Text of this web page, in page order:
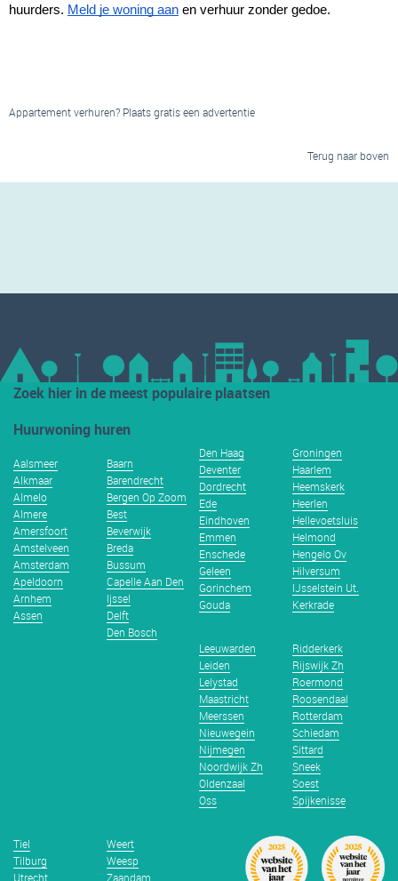
huurders. Meld je woning aan en verhuur zonder gedoe.
Appartement verhuren? Plaats gratis een advertentie
Terug naar boven
Zoek hier in de meest populaire plaatsen
Huurwoning huren
Aalsmeer
Alkmaar
Almelo
Almere
Amersfoort
Amstelveen
Amsterdam
Apeldoorn
Arnhem
Assen
Baarn
Barendrecht
Bergen Op Zoom
Best
Beverwijk
Breda
Bussum
Capelle Aan Den
Ijssel
Delft
Den Bosch
Den Haag
Deventer
Dordrecht
Ede
Eindhoven
Emmen
Enschede
Geleen
Gorinchem
Gouda
Groningen
Haarlem
Heemskerk
Heerlen
Hellevoetsluis
Helmond
Hengelo Ov
Hilversum
IJsselstein Ut.
Kerkrade
Leeuwarden
Leiden
Lelystad
Maastricht
Meerssen
Nieuwegein
Nijmegen
Noordwijk Zh
Oldenzaal
Oss
Ridderkerk
Rijswijk Zh
Roermond
Roosendaal
Rotterdam
Schiedam
Sittard
Sneek
Soest
Spijkenisse
Tiel
Tilburg
Utrecht
Weert
Weesp
Zaandam